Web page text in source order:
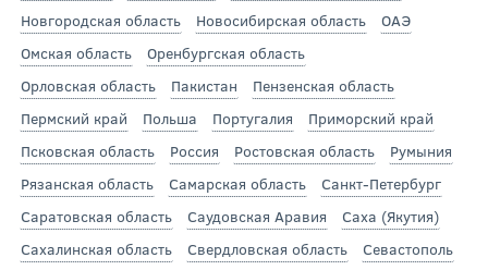
Новгородская область
Новосибирская область
ОАЭ
Омская область
Оренбургская область
Орловская область
Пакистан
Пензенская область
Пермский край
Польша Португалия
Приморский край
Псковская область
Россия Ростовская область
Румыния
Рязанская область
Самарская область
Санкт-Петербург
Саратовская область
Саудовская Аравия
Саха (Якутия)
Сахалинская область
Свердловская область
Севастополь